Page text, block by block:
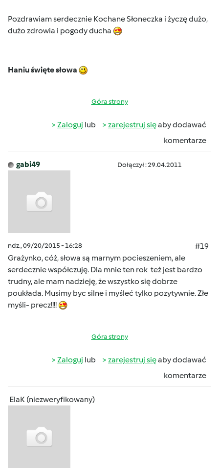
Pozdrawiam serdecznie Kochane Słoneczka i życzę dużo,
dużo zdrowia i pogody ducha
Haniu święte słowa
Góra strony
Zaloguj lub zarejestruj sięaby dodawać
komentarze
gabi49 Dołączył : 29.04.2011
ndz., 09/20/2015 - 16:28
#19
Grażynko, cóż, słowa są marnym pocieszeniem, ale
serdecznie współczuję. Dla mnie ten rok też jest bardzo
trudny, ale mam nadzieję, że wszystko się dobrze
poukłada. Musimy byc silne i myśleć tylko pozytywnie. Złe
myśli- precz!!!!
Góra strony
Zaloguj lub zarejestruj sięaby dodawać
komentarze
ElaK (niezweryfikowany)